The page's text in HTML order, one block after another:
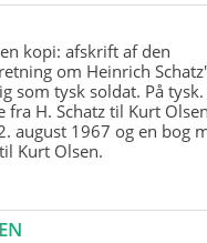
kopi: afskrift af den
om Heinrich Schatz'
som tysk soldat. På tysk.
fra H. Schatz til Kurt
august 1967 og en bog
Kurt Olsen.